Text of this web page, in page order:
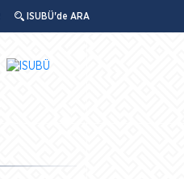
ISUBÜ'de ARA